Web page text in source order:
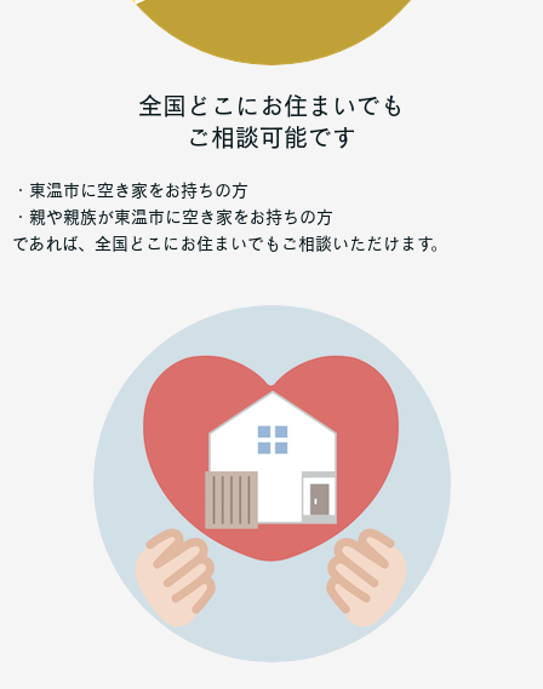
全国どこにお住まいでも
ご相談可能です
・東温市に空き家をお持ちの方
・親や親族が東温市に空き家をお持ちの方
であれば、全国どこにお住まいでもご相談いただけます。